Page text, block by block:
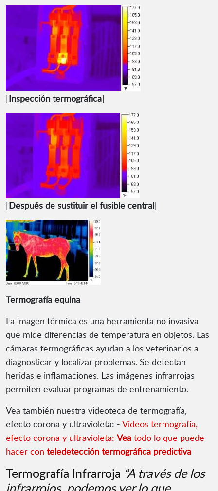
[Inspección termográfica]
[Después de sustituir el fusible central]
Termografía equina
La imagen térmica es una herramienta no invasiva
que mide diferencias de temperatura en objetos. Las
cámaras termográficas ayudan a los veterinarios a
diagnosticar y localizar problemas. Se detectan
heridas e inflamaciones. Las imágenes infrarrojas
permiten evaluar programas de entrenamiento.
Vea también nuestra videoteca de termografía,
efecto corona y ultravioleta: - Videos termografía,
efecto corona y ultravioleta: Vea todo lo que puede
hacer con teledetección termográfica predictiva
Termografía Infrarroja “A través de los